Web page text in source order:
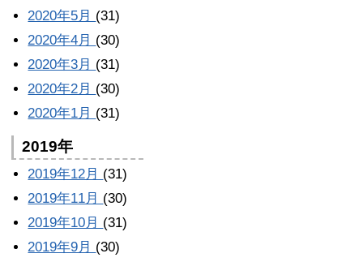
2020年5月 (31)
2020年4月 (30)
2020年3月 (31)
2020年2月 (30)
2020年1月 (31)
2019年
2019年12月 (31)
2019年11月 (30)
2019年10月 (31)
2019年9月 (30)